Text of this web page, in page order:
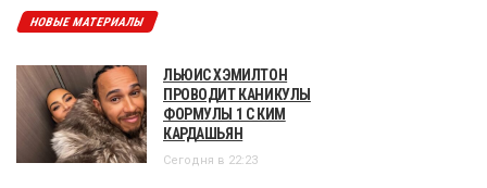
НОВЫЕ МАТЕРИАЛЫ
ЛЬЮИС ХЭМИЛТОН
ПРОВОДИТ КАНИКУЛЫ
ФОРМУЛЫ 1 С КИМ
КАРДАШЬЯН
Сегодня в 22:23